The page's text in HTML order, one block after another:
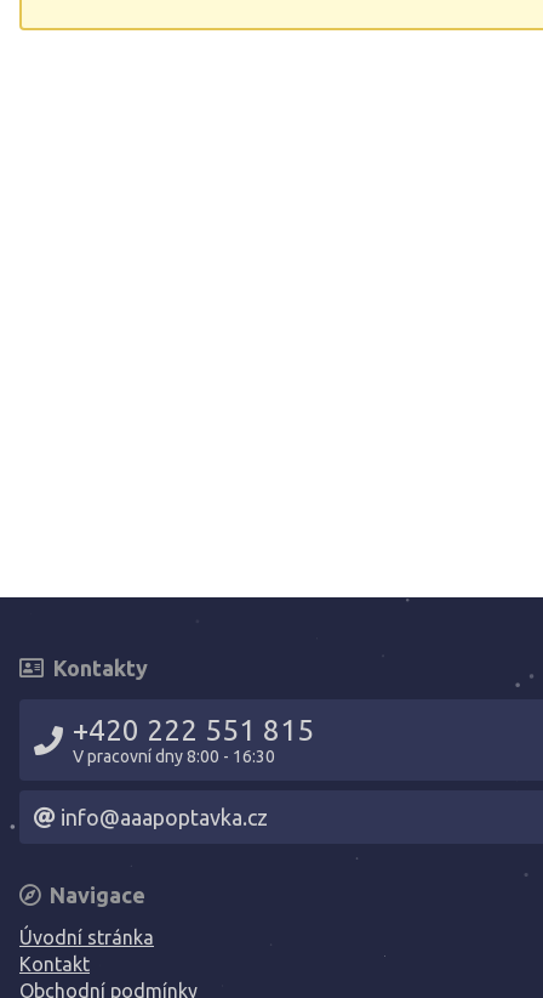
Kontakty
+420 222 551 815
V pracovní dny 8:00 - 16:30
info@aaapoptavka.cz
Navigace
Úvodní stránka
Kontakt
Obchodní podmínky